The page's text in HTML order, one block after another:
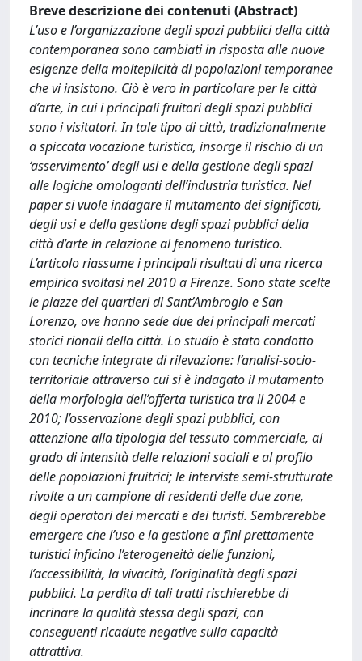
Breve descrizione dei contenuti (Abstract)
L’uso e l’organizzazione degli spazi pubblici della città
contemporanea sono cambiati in risposta alle nuove
esigenze della molteplicità di popolazioni temporanee
che vi insistono. Ciò è vero in particolare per le città
d’arte, in cui i principali fruitori degli spazi pubblici
sono i visitatori. In tale tipo di città, tradizionalmente
a spiccata vocazione turistica, insorge il rischio di un
‘asservimento’ degli usi e della gestione degli spazi
alle logiche omologanti dell’industria turistica. Nel
paper si vuole indagare il mutamento dei significati,
degli usi e della gestione degli spazi pubblici della
città d’arte in relazione al fenomeno turistico.
L’articolo riassume i principali risultati di una ricerca
empirica svoltasi nel 2010 a Firenze. Sono state scelte
le piazze dei quartieri di Sant’Ambrogio e San
Lorenzo, ove hanno sede due dei principali mercati
storici rionali della città. Lo studio è stato condotto
con tecniche integrate di rilevazione: l’analisi-socio-
territoriale attraverso cui si è indagato il mutamento
della morfologia dell’offerta turistica tra il 2004 e
2010; l’osservazione degli spazi pubblici, con
attenzione alla tipologia del tessuto commerciale, al
grado di intensità delle relazioni sociali e al profilo
delle popolazioni fruitrici; le interviste semi-strutturate
rivolte a un campione di residenti delle due zone,
degli operatori dei mercati e dei turisti. Sembrerebbe
emergere che l’uso e la gestione a fini prettamente
turistici inficino l’eterogeneità delle funzioni,
l’accessibilità, la vivacità, l’originalità degli spazi
pubblici. La perdita di tali tratti rischierebbe di
incrinare la qualità stessa degli spazi, con
conseguenti ricadute negative sulla capacità
attrattiva.